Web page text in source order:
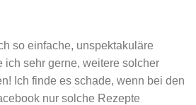
so einfache, unspektakuläre
ich sehr gerne, weitere solcher
Ich finde es schade, wenn bei den
nur solche Rezepte